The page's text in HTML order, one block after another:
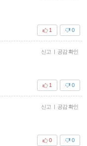
0
1
신고 | 공감 확인
0
1
신고 | 공감 확인
0
0